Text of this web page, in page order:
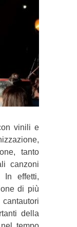
vinili e
tanto
canzoni
In effetti,
di più
della